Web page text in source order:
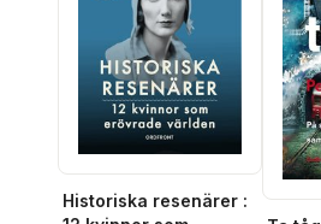
Historiska resenärer :